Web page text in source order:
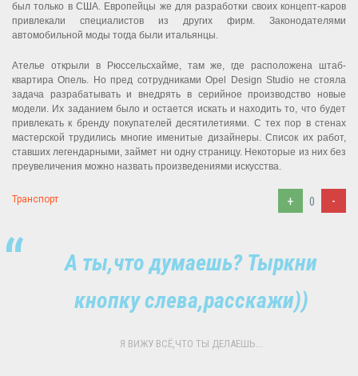
был только в США. Европейцы же для разработки своих концепт-каров
привлекали специалистов из других фирм. Законодателями
автомобильной моды тогда были итальянцы.
Ателье открыли в Рюссельсхайме, там же, где расположена штаб-
квартира Опель. Но пред сотрудниками Opel Design Studio не стояла
задача разрабатывать и внедрять в серийное производство новые
модели. Их заданием было и остается искать и находить то, что будет
привлекать к бренду покупателей десятилетиями. С тех пор в стенах
мастерской трудились многие именитые дизайнеры. Список их работ,
ставших легендарными, займет ни одну страницу. Некоторые из них без
преувеличения можно назвать произведениями искусства.
Транспорт + 0 -
А ты,что думаешь? Тыркни
кнопку слева,расскажи))
Я ВИЖУ ВСЁ,ЧТО ТЫ ДЕЛАЕШЬ...